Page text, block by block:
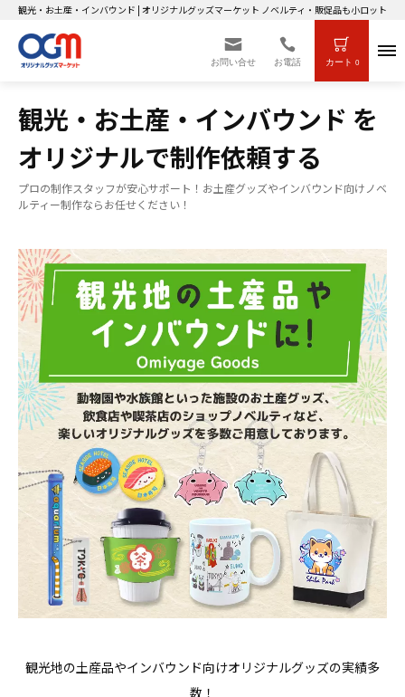
観光・お土産・インバウンド | オリジナルグッズマーケット ノベルティ・販促品も小ロット～
お問い合せ お電話 カート 0
観光・お土産・インバウンド を
オリジナルで制作依頼する
プロの制作スタッフが安心サポート！お土産グッズやインバウンド向けノベ
ルティー制作ならお任せください！
観光地の土産品やインバウンド向けオリジナルグッズの実績多
数！